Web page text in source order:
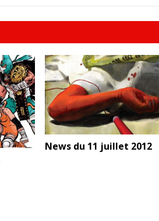
News du 11 juillet 2012